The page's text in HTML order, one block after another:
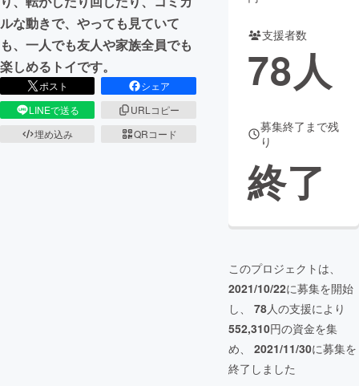
CAMPFIREふるさと納税machi-ya コミュニティ
ルな動きで、やっても見ていて
も、一人でも友人や家族全員でも
楽しめるトイです。
ポスト
シェア
LINEで送る
URLコピー
埋め込み
QRコード
支援者数
78人
募集終了まで残
り
終了
このプロジェクトは、
2021/10/22に募集を開始
し、 78人の支援により
552,310円の資金を集
め、 2021/11/30に募集を
終了しました